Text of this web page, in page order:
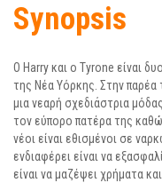
Synopsis
Ο Harry και ο Tyrone είναι
της Νέα Υόρκης. Στην παρέα
μια νεαρή σχεδιάστρια
τον εύπορο πατέρα της
νέοι είναι εθισμένοι σε
ενδιαφέρει είναι να
είναι να μαζέψει χρήματα